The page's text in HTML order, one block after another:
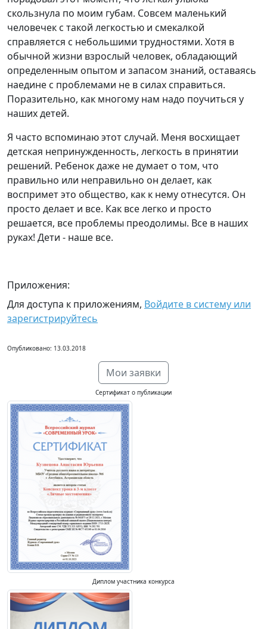
скользнула по моим губам. Совсем маленький
человечек с такой легкостью и смекалкой
справляется с небольшими трудностями. Хотя в
обычной жизни взрослый человек, обладающий
определенным опытом и запасом знаний, оставаясь
наедине с проблемами не в силах справиться.
Поразительно, как многому нам надо поучиться у
наших детей.
Я часто вспоминаю этот случай. Меня восхищает
детская непринужденность, легкость в принятии
решений. Ребенок даже не думает о том, что
правильно или неправильно он делает, как
воспримет это общество, как к нему отнесутся. Он
просто делает и все. Как все легко и просто
решается, все проблемы преодолимы. Все в наших
руках! Дети - наше все.
Приложения:
Для доступа к приложениям, Войдите в систему или
зарегистрируйтесь
Опубликовано: 13.03.2018
Мои заявки
Сертификат о публикации
Диплом участника конкурса